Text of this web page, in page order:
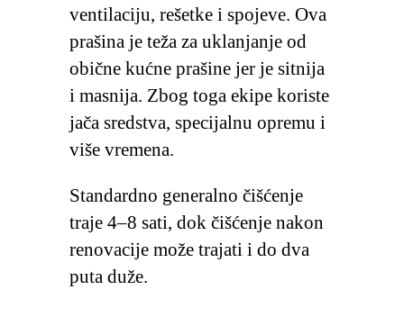
ventilaciju, rešetke i spojeve. Ova
prašina je teža za uklanjanje od
obične kućne prašine jer je sitnija
i masnija. Zbog toga ekipe koriste
jača sredstva, specijalnu opremu i
više vremena.
Standardno generalno čišćenje
traje 4–8 sati, dok čišćenje nakon
renovacije može trajati i do dva
puta duže.